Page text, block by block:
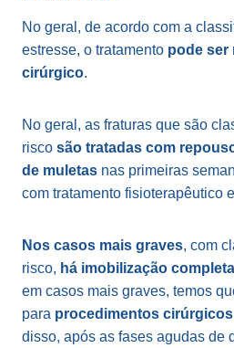
No geral, de acordo com a
estresse, o tratamento pode ser
cirúrgico.
No geral, as fraturas que são
risco são tratadas com
de muletas nas primeiras
com tratamento fisioterapêutico
Nos casos mais graves, com
risco, há imobilização
em casos mais graves, temos
para procedimentos
disso, após as fases agudas de